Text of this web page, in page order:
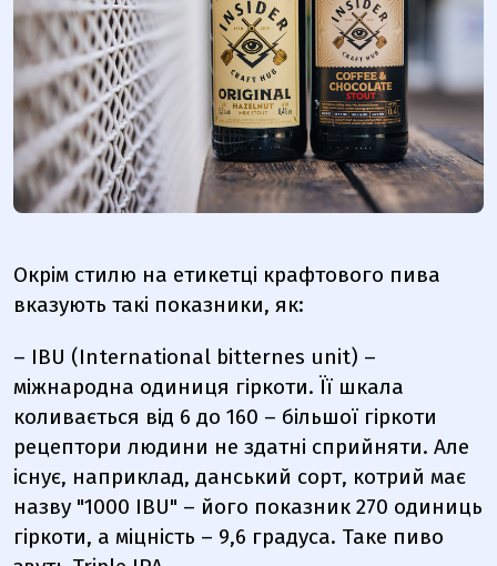
Окрім стилю на етикетці крафтового пива
вказують такі показники, як:
– IBU (International bitternes unit) –
міжнародна одиниця гіркоти. Її шкала
коливається від 6 до 160 – більшої гіркоти
рецептори людини не здатні сприйняти. Але
існує, наприклад, данський сорт, котрий має
назву "1000 IBU" – його показник 270 одиниць
гіркоти, а міцність – 9,6 градуса. Таке пиво